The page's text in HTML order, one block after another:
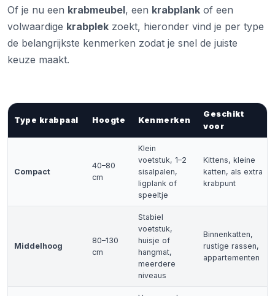
Of je nu een krabmeubel, een krabplank of een
volwaardige krabplek zoekt, hieronder vind je per type
de belangrijkste kenmerken zodat je snel de juiste
keuze maakt.
Type krabpaal Hoogte Kenmerken
Geschikt
voor
Compact
40–80
cm
Klein
voetstuk, 1–2
sisalpalen,
ligplank of
speeltje
Kittens, kleine
katten, als extra
krabpunt
Middelhoog
80–130
cm
Stabiel
voetstuk,
huisje of
hangmat,
meerdere
niveaus
Binnenkatten,
rustige rassen,
appartementen